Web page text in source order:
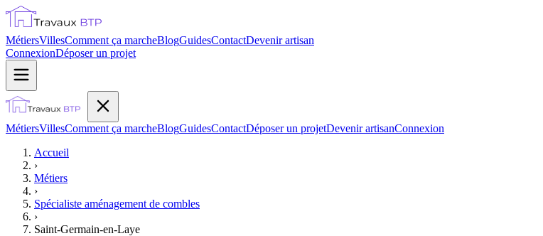
MétiersVillesComment ça marcheBlogGuidesContactDevenir artisan
ConnexionDéposer un projet
MétiersVillesComment ça marcheBlogGuidesContactDéposer un projetDevenir artisanConnexion
Accueil
›
Métiers
›
Spécialiste aménagement de combles
›
Saint-Germain-en-Laye